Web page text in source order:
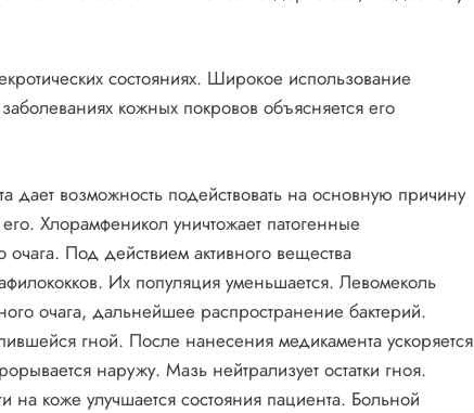
состояниях. Широкое использование
кожных покровов объясняется его
дает возможность подействовать на основную причину
Хлорамфеникол уничтожает патогенные
очага. Под действием активного вещества
Их популяция уменьшается. Левомеколь
очага, дальнейшее распространение бактерий.
гной. После нанесения медикамента ускоряется
наружу. Мазь нейтрализует остатки гноя.
коже улучшается состояния пациента. Больной